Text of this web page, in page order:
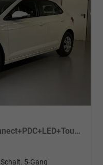
1.0 MPI Sitzheizung+AppConnect+PDC+LED+Touch+Lichtsensor+MultiLenkrad
Schalt. 5-Gang